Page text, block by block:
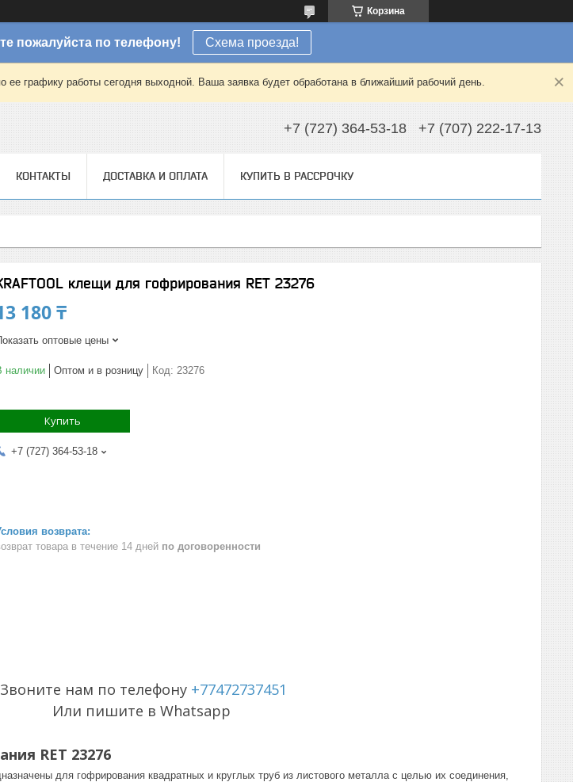
Корзина
пожалуйста по телефону! Схема проезда!
графику работы сегодня выходной. Ваша заявка будет обработана в ближайший рабочий день.
+7 (727) 364-53-18 +7 (707) 222-17-13
КОНТАКТЫ ДОСТАВКА И ОПЛАТА КУПИТЬ В РАССРОЧКУ
клещи для гофрирования RET 23276
180 ₸
оптовые цены
наличии Оптом и в розницу Код: 23276
Купить
+7 (727) 364-53-18
товара в течение 14 дней по договоренности
Звоните нам по телефону +77472737451
Или пишите в Whatsapp
RET 23276
для гофрирования квадратных и круглых труб из листового металла с целью их соединения,